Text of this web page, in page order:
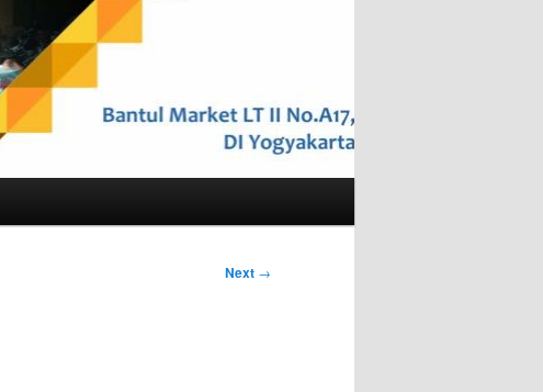
Next →